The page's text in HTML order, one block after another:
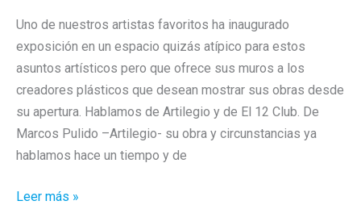
Uno de nuestros artistas favoritos ha inaugurado
exposición en un espacio quizás atípico para estos
asuntos artísticos pero que ofrece sus muros a los
creadores plásticos que desean mostrar sus obras desde
su apertura. Hablamos de Artilegio y de El 12 Club. De
Marcos Pulido –Artilegio- su obra y circunstancias ya
hablamos hace un tiempo y de
La
Leer más »